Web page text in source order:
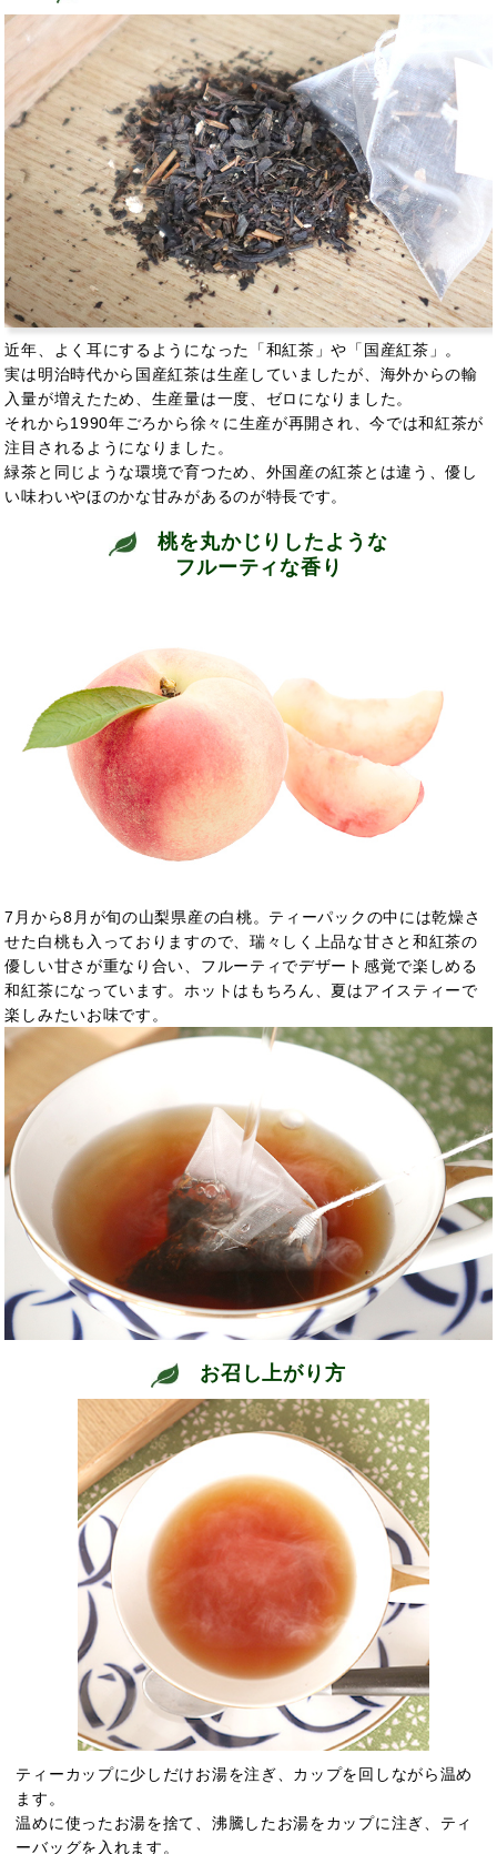
近年、よく耳にするようになった「和紅茶」や「国産紅茶」。
実は明治時代から国産紅茶は生産していましたが、海外からの輸
入量が増えたため、生産量は一度、ゼロになりました。
それから1990年ごろから徐々に生産が再開され、今では和紅茶が
注目されるようになりました。
緑茶と同じような環境で育つため、外国産の紅茶とは違う、優し
い味わいやほのかな甘みがあるのが特長です。
桃を丸かじりしたような
フルーティな香り
7月から8月が旬の山梨県産の白桃。ティーパックの中には乾燥さ
せた白桃も入っておりますので、瑞々しく上品な甘さと和紅茶の
優しい甘さが重なり合い、フルーティでデザート感覚で楽しめる
和紅茶になっています。ホットはもちろん、夏はアイスティーで
楽しみたいお味です。
お召し上がり方
ティーカップに少しだけお湯を注ぎ、カップを回しながら温め
ます。
温めに使ったお湯を捨て、沸騰したお湯をカップに注ぎ、ティ
ーバッグを入れます。